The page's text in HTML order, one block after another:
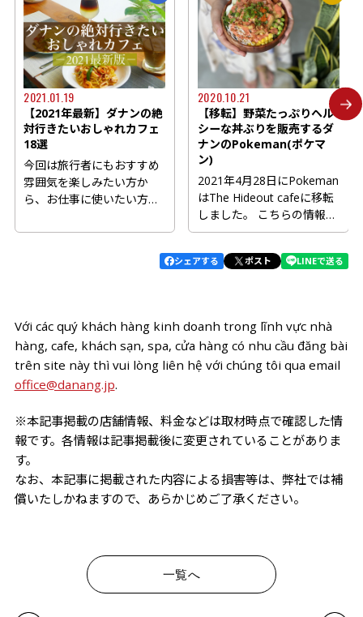
2021.01.19
【2021年最新】ダナンの絶
対行きたいおしゃれカフェ
18選
今回は旅行者にもおすすめ
雰囲気を楽しみたい方か
ら、お仕事に使いたい方ま
オス...
2020.10.21
【移転】野菜たっぷりヘル
シーな丼ぶりを販売するダ
ナンのPokeman(ポケマ
ン)
2021年4月28日にPokeman
はThe Hideout cafeに移転
しました。 こちらの情報は
移転前の情報ですのでご
シェアする ポスト LINEで送る
Với các quý khách hàng kinh doanh trong lĩnh vực nhà
hàng, cafe, khách sạn, spa, cửa hàng có nhu cầu đăng bài
trên site này thì vui lòng liên hệ với chúng tôi qua email
office@danang.jp.
※本記事掲載の店舗情報、料金などは取材時点で確認した情
報です。各情報は記事掲載後に変更されていることがありま
す。
なお、本記事に掲載された内容による損害等は、弊社では補
償いたしかねますので、あらかじめご了承ください。
一覧へ